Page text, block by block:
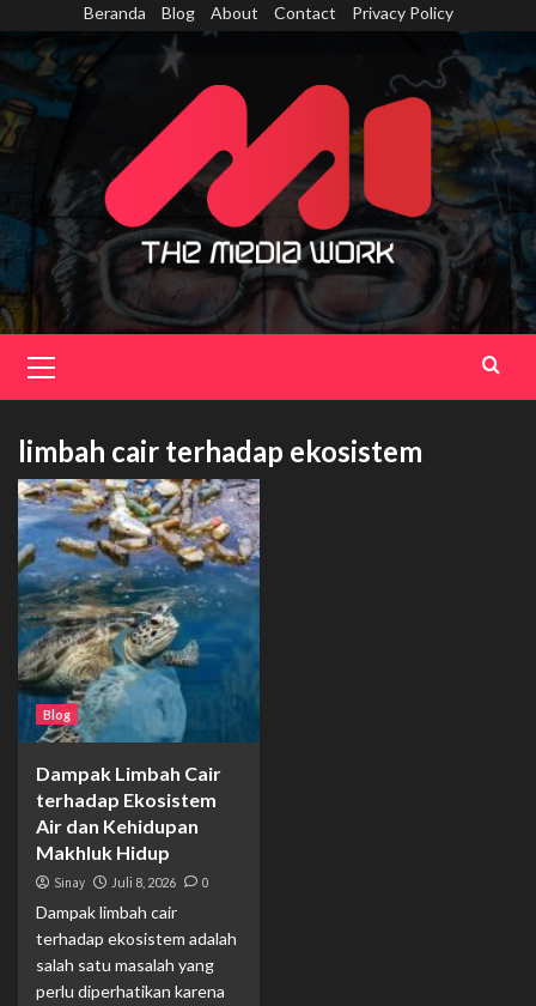
content
Beranda Blog About Contact Privacy Policy
Menu
limbah cair terhadap ekosistem
Blog
Dampak Limbah Cair
terhadap Ekosistem
Air dan Kehidupan
Makhluk Hidup
Sinay Juli 8, 2026 0
Dampak limbah cair
terhadap ekosistem adalah
salah satu masalah yang
perlu diperhatikan karena